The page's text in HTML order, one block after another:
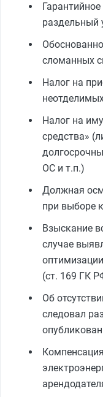
раздельный
сломанных
Налог на
Налог на
средства»
ОС и т.п.)
Должная
при выборе
Взыскание
случае
(ст. 169 ГК
Об
следовал